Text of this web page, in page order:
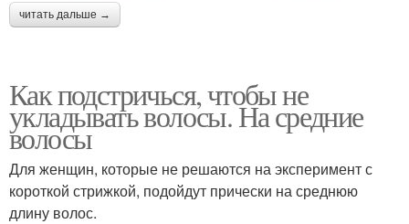
читать дальше →
Как подстричься, чтобы не
укладывать волосы. На средние
волосы
Для женщин, которые не решаются на эксперимент с
короткой стрижкой, подойдут прически на среднюю
длину волос.